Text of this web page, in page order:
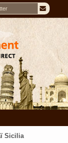
Sicilia